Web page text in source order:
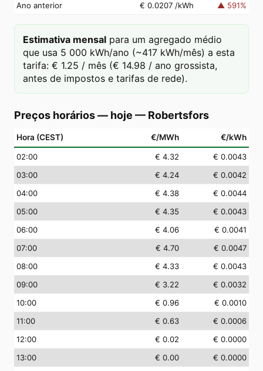
Ano anterior
€ 0.0207 /kWh ▲ 591%
Estimativa mensal para um agregado médio
que usa 5 000 kWh/ano (~417 kWh/mês) a esta
tarifa: € 1.25 / mês (€ 14.98 / ano grossista,
antes de impostos e tarifas de rede).
Preços horários — hoje — Robertsfors
Hora (CEST) €/MWh €/kWh
02:00 € 4.32
€ 0.0043
03:00 € 4.24
€ 0.0042
04:00 € 4.38
€ 0.0044
05:00 € 4.35
€ 0.0043
06:00 € 4.06
€ 0.0041
07:00 € 4.70
€ 0.0047
08:00 € 4.33
€ 0.0043
09:00 € 3.22
€ 0.0032
10:00 € 0.96
€ 0.0010
11:00 € 0.63
€ 0.0006
12:00 € 0.02
€ 0.0000
13:00 € 0.00
€ 0.0000